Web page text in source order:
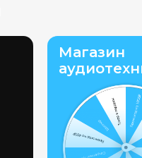
Магазин